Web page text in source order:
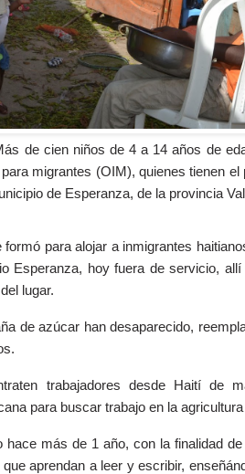
de cien niños de 4 a 14 años de
migrantes (OIM), quienes tienen
de Esperanza, de la provincia
para alojar a inmigrantes
Esperanza, hoy fuera de servicio,
lugar.
de azúcar han desaparecido,
trabajadores desde Haití de
para buscar trabajo en la
más de 1 año, con la finalidad
aprendan a leer y escribir,